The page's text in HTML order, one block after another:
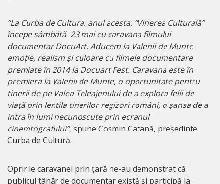
“La Curba de Cultura, anul acesta, “Vinerea Culturală”
începe sâmbătă 23 mai cu caravana filmului
documentar DocuArt. Aducem la Valenii de Munte
emoție, realism și culoare cu filmele documentare
premiate în 2014 la Docuart Fest. Caravana este în
premieră la Valenii de Munte, o oportunitate pentru
tinerii de pe Valea Teleajenului de a explora felii de
viață prin lentila tinerilor regizori români, o șansa de a
intra în lumi necunoscute prin ecranul
cinemtografului”,spune Cosmin Catană, președinte
Curba de Cultură.
Opririle caravanei prin țară ne-au demonstrat că
publicul tânăr de documentar există și participă la